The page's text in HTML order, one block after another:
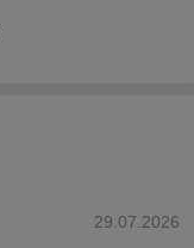
29.07.2026